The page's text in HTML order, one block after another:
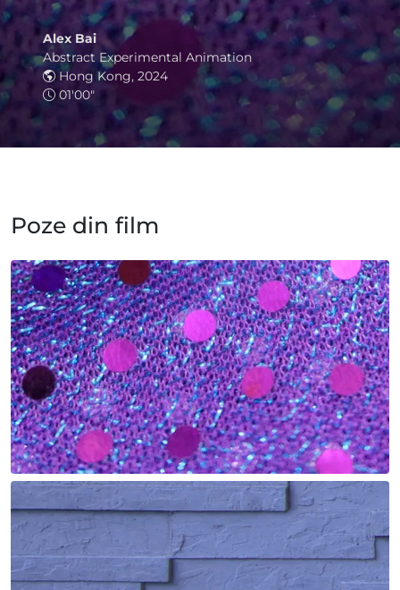
Alex Bai
Abstract Experimental Animation
Hong Kong, 2024
01'00"
Poze din film